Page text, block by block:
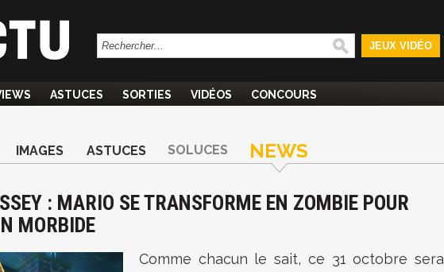
JEUX VIDÉO
ASTUCES SORTIES VIDÉOS CONCOURS
IMAGES ASTUCES SOLUCES NEWS
: MARIO SE TRANSFORME EN ZOMBIE POUR
MORBIDE
Comme chacun le sait, ce 31 octobre sera